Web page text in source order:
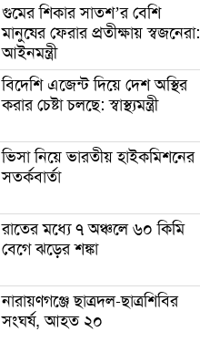
গুমের শিকার সাতশ’র বেশি
মানুষের ফেরার প্রতীক্ষায় স্বজনেরা:
আইনমন্ত্রী
বিদেশি এজেন্ট দিয়ে দেশ অস্থির
করার চেষ্টা চলছে: স্বাস্থ্যমন্ত্রী
ভিসা নিয়ে ভারতীয় হাইকমিশনের
সতর্কবার্তা
রাতের মধ্যে ৭ অঞ্চলে ৬০ কিমি
বেগে ঝড়ের শঙ্কা
নারায়ণগঞ্জে ছাত্রদল-ছাত্রশিবির
সংঘর্ষ, আহত ২০